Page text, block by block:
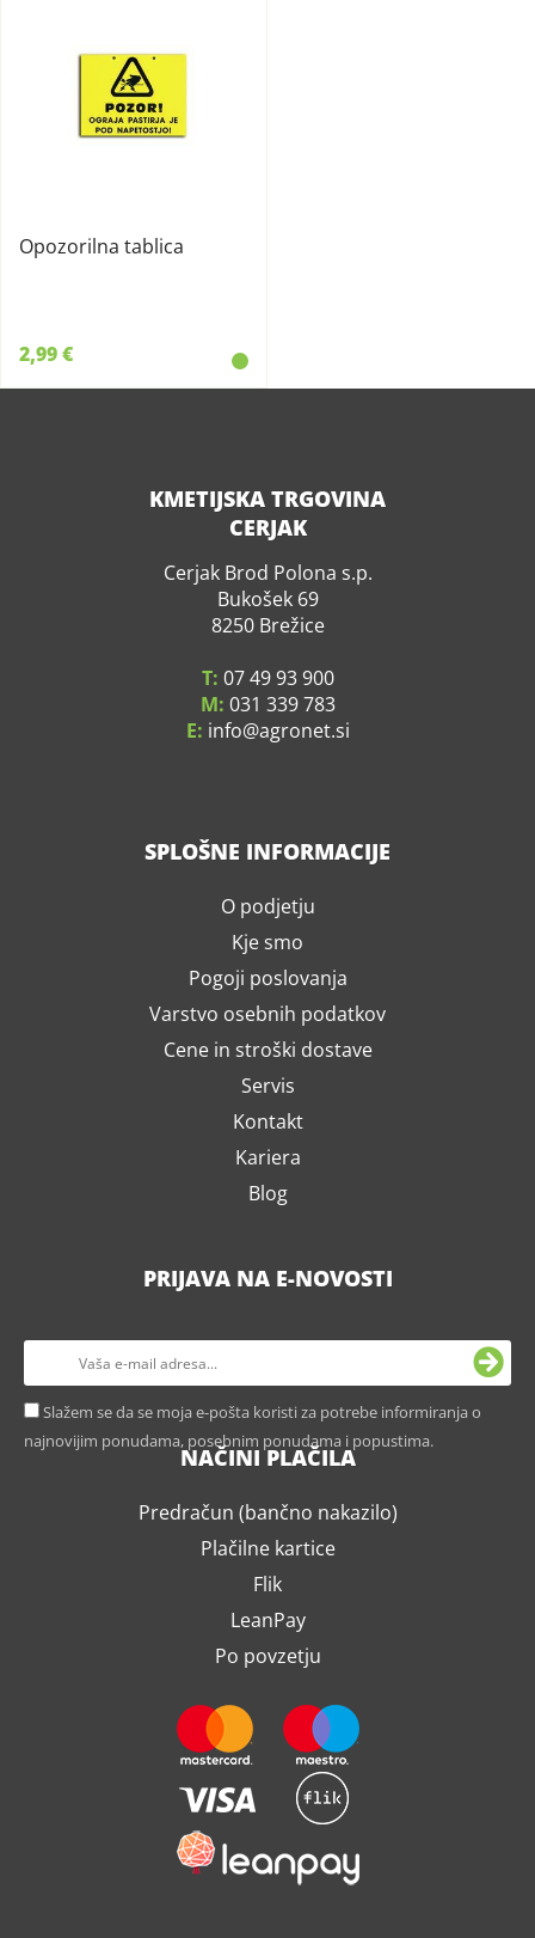
Opozorilna tablica
2,99 €
KMETIJSKA TRGOVINA
CERJAK
Cerjak Brod Polona s.p.
Bukošek 69
8250 Brežice
T: 07 49 93 900
M: 031 339 783
E: info agronet.si
SPLOŠNE INFORMACIJE
O podjetju
Kje smo
Pogoji poslovanja
Varstvo osebnih podatkov
Cene in stroški dostave
Servis
Kontakt
Kariera
Blog
PRIJAVA NA E-NOVOSTI
Slažem se da se moja e-pošta koristi za potrebe informiranja o
najnovijim ponudama, posebnim ponudama i popustima.
NAČINI PLAČILA
Predračun (bančno nakazilo)
Plačilne kartice
Flik
LeanPay
Po povzetju